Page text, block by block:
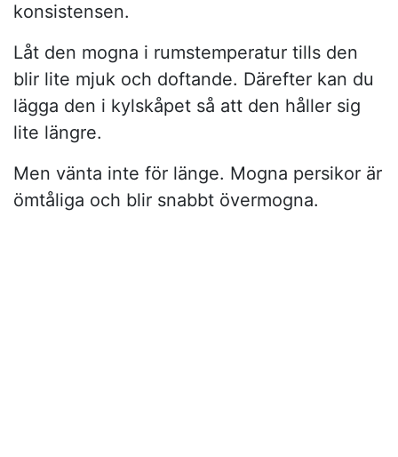
konsistensen.
Låt den mogna i rumstemperatur tills den
blir lite mjuk och doftande. Därefter kan du
lägga den i kylskåpet så att den håller sig
lite längre.
Men vänta inte för länge. Mogna persikor är
ömtåliga och blir snabbt övermogna.